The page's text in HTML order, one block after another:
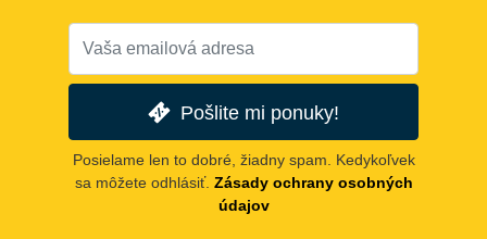
Pošlite mi ponuky!
Posielame len to dobré, žiadny spam. Kedykoľvek
sa môžete odhlásiť. Zásady ochrany osobných
údajov